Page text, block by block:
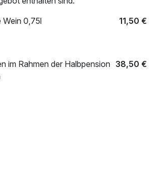
Wein 0,75l
11,50 €
im Rahmen der Halbpension 38,50 €
Zimmer